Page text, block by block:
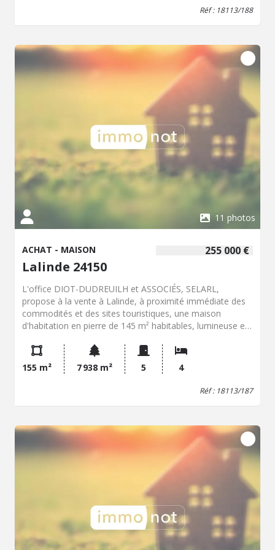
Le rez-de-jardin de plain-pied comprend un logement
chaufferie. L'étage, accessible par l'intérieur ou par un
escalier extérieur, dessert un salon-salle à manger, une
cuisine indépendante, trois chambres, une salle de bains,
un cellier et un WC. Le dernier niveau dispose d'un grenier
aménageable de 130 m². À l'extérieur se trouvent une
grande terrasse et une piscine à rénover. Des travaux de
rafraîchissement global sont à prévoir. Contactez notre
étude pour toute information complémentaire ou pour
organiser une visite.
Réf : 18113/188
11 photos
255 000 €
ACHAT - MAISON
Lalinde 24150
L'office DIOT-DUDREUILH et ASSOCIÉS, SELARL,
propose à la vente à Lalinde, à proximité immédiate des
commodités et des sites touristiques, une maison
d'habitation en pierre de 145 m² habitables, lumineuse et
implantée sur une parcelle de terrain en pente de 7 800
m² offrant une vue dominante et dégagée sur la ville,
sans aucun vis-à-vis ni nuisance. L'espace de vie principal,
situé au-dessus du sous-sol, comprend un grand salon-
un WC, tandis que le dernier niveau distribue trois
chambres, une salle d'eau et un second WC. Le rez-de-
jardin bénéficie d'un sous-sol intégral permettant
d'entreposer plusieurs véhicules à moteur avec un coin
atelier, une buanderie, une chaufferie et, en extrémité, un
petit appartement indépendant aménagé de façon
fonctionnelle. Cette construction cossue dispose d'un
gros oeuvre en parfait état, ne nécessite aucun travail de
structure mais requiert des travaux de rafraîchissement
global ainsi que la modernisation de son système de
chauffage, le tout étant associé à un assainissement
155 m² 7 938 m² 5 4
Réf : 18113/187